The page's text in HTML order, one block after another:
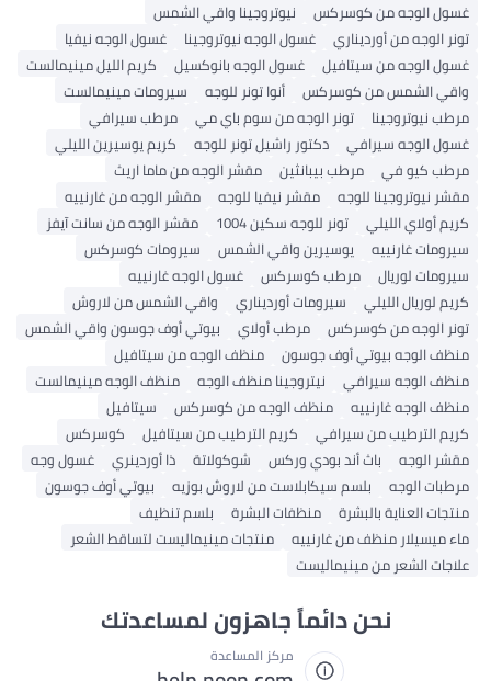
غسول الوجه من كوسركس
نيوتروجينا واقي الشمس
تونر الوجه من أورديناري
غسول الوجه نيوتروجينا
غسول الوجه نيفيا
غسول الوجه من سيتافيل
غسول الوجه بانوكسيل
كريم الليل مينيمالست
واقي الشمس من كوسركس
أنوا تونر للوجه
سيرومات مينيمالست
مرطب نيوتروجينا
تونر الوجه من سوم باي مي
مرطب سيرافي
غسول الوجه سيرافي
دكتور راشيل تونر للوجه
كريم يوسيرين الليلي
مرطب كيو في
مرطب بيبانثين
مقشر الوجه من ماما اريث
مقشر نيوتروجينا للوجه
مقشر نيفيا للوجه
مقشر الوجه من غارنييه
كريم أولاي الليلي
تونر للوجه سكين 1004
مقشر الوجه من سانت آيفز
سيرومات غارنييه
يوسيرين واقي الشمس
سيرومات كوسركس
سيرومات لوريال
مرطب كوسركس
غسول الوجه غارنييه
كريم لوريال الليلي
سيرومات أورديناري
واقي الشمس من لاروش
تونر الوجه من كوسركس
مرطب أولاي
بيوتي أوف جوسون واقي الشمس
منظف ​​الوجه بيوتي أوف جوسون
منظف ​​الوجه من سيتافيل
منظف ​​الوجه سيرافي
نيتروجينا منظف الوجه
منظف ​​الوجه مينيمالست
منظف ​​الوجه غارنييه
منظف ​​الوجه من كوسركس
سيتافيل
كريم الترطيب من سيرافي
كريم الترطيب من سيتافيل
كوسركس
مقشر الوجه
باث أند بودي وركس شوكولاتة ذا أوردينري
غسول وجه
مرطبات الوجه
بلسم سيكابلاست من لاروش بوزيه
بيوتي أوف جوسون
منتجات العناية بالبشرة
منظفات البشرة
بلسم تنظيف
ماء ميسيلار منظف من غارنييه
منتجات مينيماليست لتساقط الشعر
علاجات الشعر من مينيماليست
نحن دائماً جاهزون لمساعدتك
مركز المساعدة